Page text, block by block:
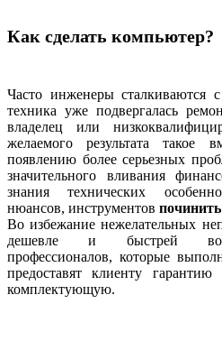
Как сделать компьютер?
Часто инженеры сталкиваются
техника уже подвергалась
владелец или
желаемого результата такое
появлению более серьезных
значительного вливания
знания технических
нюансов, инструментов
Во избежание нежелательных
дешевле и быстрей
профессионалов, которые
предоставят клиенту
комплектующую.